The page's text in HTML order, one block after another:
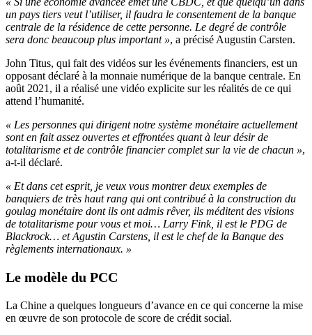
un pays tiers veut l’utiliser, il faudra le consentement de la banque
centrale de la résidence de cette personne. Le degré de contrôle
sera donc beaucoup plus important », a précisé Augustin Carsten.
John Titus, qui fait des vidéos sur les événements financiers, est un
opposant déclaré à la monnaie numérique de la banque centrale. En
août 2021, il a réalisé une vidéo explicite sur les réalités de ce qui
attend l’humanité.
« Les personnes qui dirigent notre système monétaire actuellement
sont en fait assez ouvertes et effrontées quant à leur désir de
totalitarisme et de contrôle financier complet sur la vie de chacun »,
a-t-il déclaré.
« Et dans cet esprit, je veux vous montrer deux exemples de
banquiers de très haut rang qui ont contribué à la construction du
goulag monétaire dont ils ont admis rêver, ils méditent des visions
de totalitarisme pour vous et moi… Larry Fink, il est le PDG de
Blackrock… et Agustin Carstens, il est le chef de la Banque des
règlements internationaux. »
Le modèle du PCC
La Chine a quelques longueurs d’avance en ce qui concerne la mise
en œuvre de son protocole de score de crédit social.